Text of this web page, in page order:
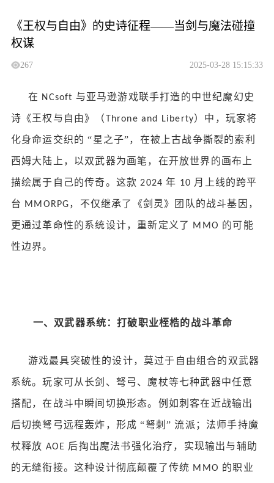
《王权与自由》的史诗征程——当剑与魔法碰撞
权谋
267 2025-03-28 15:15:33
在 NCsoft 与亚马逊游戏联手打造的中世纪魔幻史
诗《王权与自由》（ Throne and Liberty）中，玩家将
化身命运交织的 “星之子”，在被上古战争撕裂的索利
西姆大陆上，以双武器为画笔，在开放世界的画布上
描绘属于自己的传奇。这款 2024年 10 月上线的跨平
台 MMORPG，不仅继承了《剑灵》团队的战斗基因，
更通过革命性的系统设计，重新定义了 MMO 的可能
性边界。
一、双武器系统：打破职业桎梏的战斗革命
游戏最具突破性的设计，莫过于自由组合的双武器
系统。玩家可从长剑、弩弓、魔杖等七种武器中任意
搭配，在战斗中瞬间切换形态。例如刺客在近战输出
后切换弩弓远程轰炸，形成 “弩刺” 流派；法师手持魔
杖释放 AOE后掏出魔法书强化治疗，实现输出与辅助
的无缝衔接。这种设计彻底颠覆了传统 MMO 的职业